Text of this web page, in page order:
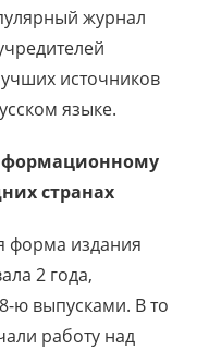
журнал
источников
языке.
странах
форма издания
2 года,
ю выпусками. В то
работу над